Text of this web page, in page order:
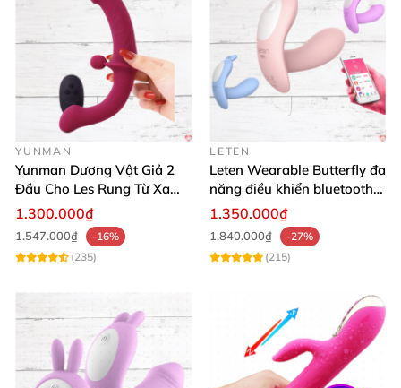
YUNMAN
Yunman Dương Vật Giả 2
Đầu Cho Les Rung Từ Xa
Kích Thích
1.300.000₫
1.547.000₫
-16%
(235)
LETEN
Leten Wearable Butterfly đa
năng điều khiển bluetooth,
siêu thật, dễ dùng
1.350.000₫
1.840.000₫
-27%
(215)